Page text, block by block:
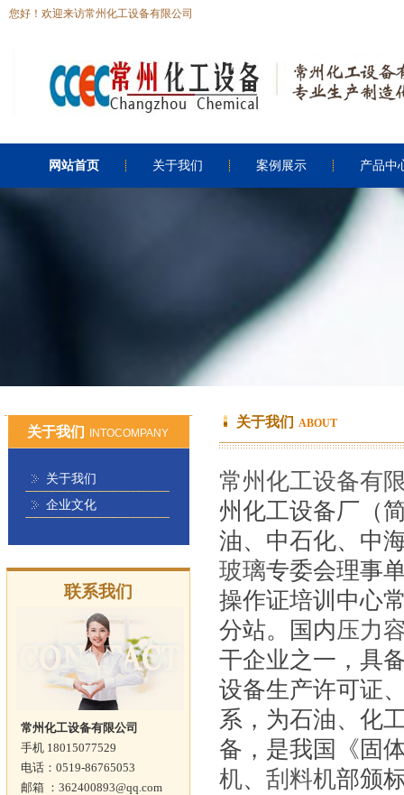
您好！欢迎来访常州化工设备有限公司
网站首页 关于我们 案例展示 产品中
关于我们 INTOCOMPANY
关于我们
企业文化
联系我们
常州化工设备有限公司
手机 18015077529
电话：0519-86765053
邮箱 ：362400893@qq.com
关于我们 ABOUT
常州化工设备有
州化工设备厂（
油、中石化、中
玻璃专委会理事
操作证培训中心
分站。国内压力
干企业之一，具
设备生产许可证
系，为石油、化
备，是我国《固
机、 刮料机部颁